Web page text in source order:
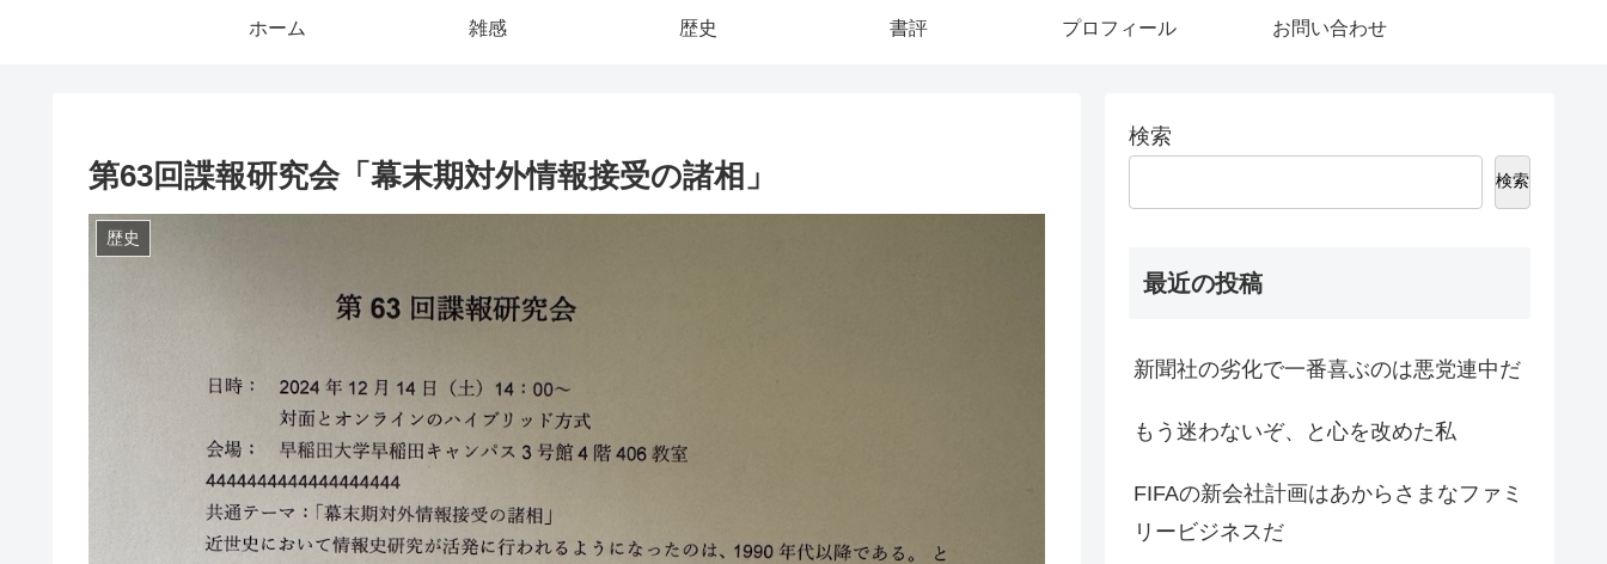
ホーム 雑感 歴史 書評 プロフィール お問い合わせ
第63回諜報研究会「幕末期対外情報接受の諸相」
歴史
検索
検索
最近の投稿
新聞社の劣化で一番喜ぶのは悪党連中だ
もう迷わないぞ、と心を改めた私
FIFAの新会社計画はあからさまなファミ
リービジネスだ